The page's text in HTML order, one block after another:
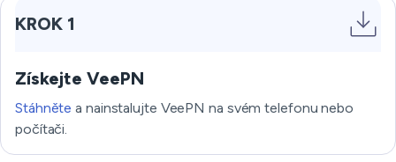
KROK 1
Získejte VeePN
Stáhněte a nainstalujte VeePN na svém telefonu nebo
počítači.